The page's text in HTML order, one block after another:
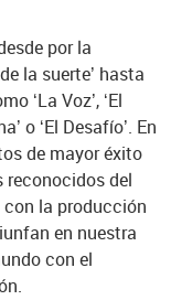
por la
la suerte’ hasta
‘La Voz’, ‘El
o ‘El Desafío’. En
de mayor éxito
reconocidos del
la producción
en nuestra
con el